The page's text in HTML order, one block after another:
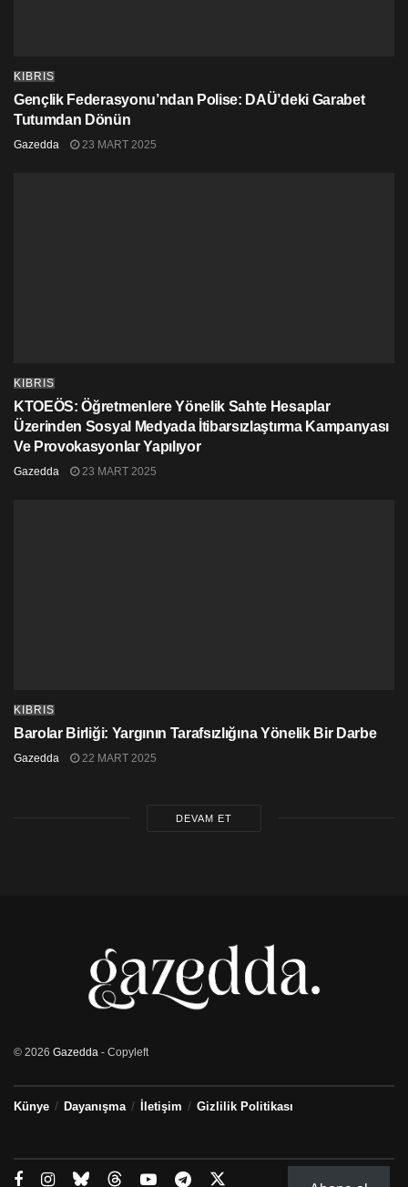
KIBRIS
Gençlik Federasyonu’ndan Polise: DAÜ’deki Garabet
Tutumdan Dönün
Gazedda 23 MART 2025
KIBRIS
KTOEÖS: Öğretmenlere Yönelik Sahte Hesaplar
Üzerinden Sosyal Medyada İtibarsızlaştırma Kampanyası
Ve Provokasyonlar Yapılıyor
Gazedda 23 MART 2025
KIBRIS
Barolar Birliği: Yargının Tarafsızlığına Yönelik Bir Darbe
Gazedda 22 MART 2025
DEVAM ET
© 2026 Gazedda - Copyleft
Künye Dayanışma İletişim Gizlilik Politikası